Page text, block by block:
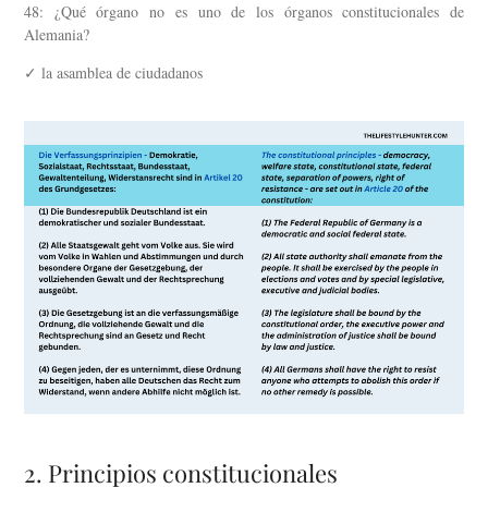
48: ¿Qué órgano no es uno de los órganos constitucionales de
Alemania?
✓ la asamblea de ciudadanos
2. Principios constitucionales